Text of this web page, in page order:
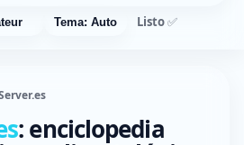
Tema: Auto Listo ✅
: enciclopedia